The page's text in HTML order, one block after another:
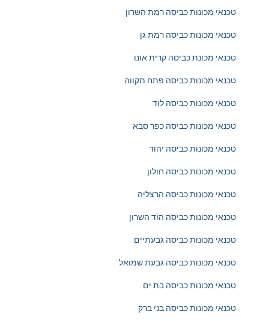
טכנאי מכונות כביסה רמת השרון
טכנאי מכונות כביסה רמת גן
טכנאי מכונת כביסה קרית אונו
טכנאי מכונות כביסה פתח תקווה
טכנאי מכונות כביסה לוד
טכנאי מכונות כביסה כפר סבא
טכנאי מכונות כביסה יהוד
טכנאי מכונות כביסה חולון
טכנאי מכונות כביסה הרצליה
טכנאי מכונות כביסה הוד השרון
טכנאי מכונות כביסה גבעתיים
טכנאי מכונות כביסה גבעת שמואל
טכנאי מכונות כביסה בת ים
טכנאי מכונות כביסה בני ברק